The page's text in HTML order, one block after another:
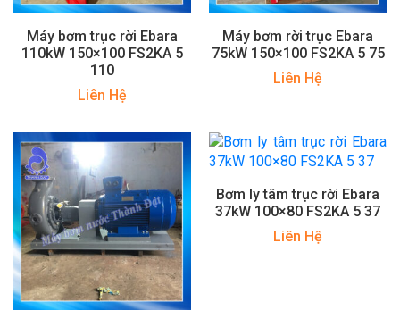
Máy bơm trục rời Ebara
110kW 150×100 FS2KA 5
110
Liên Hệ
Máy bơm rời trục Ebara
75kW 150×100 FS2KA 5 75
Liên Hệ
Bơm ly tâm trục rời Ebara
37kW 100×80 FS2KA 5 37
Liên Hệ